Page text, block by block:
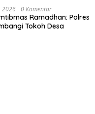
2026 0 Komentar
Ramadhan: Polres
Tokoh Desa